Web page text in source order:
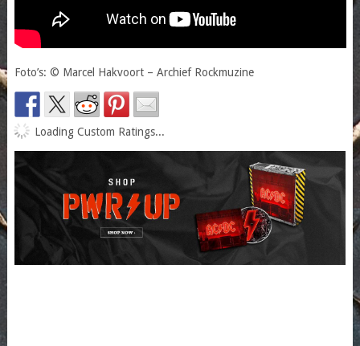
Foto’s: © Marcel Hakvoort – Archief Rockmuzine
Loading Custom Ratings...